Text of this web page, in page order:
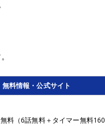
無料情報・公式サイト
料（6話無料＋タイマー無料160